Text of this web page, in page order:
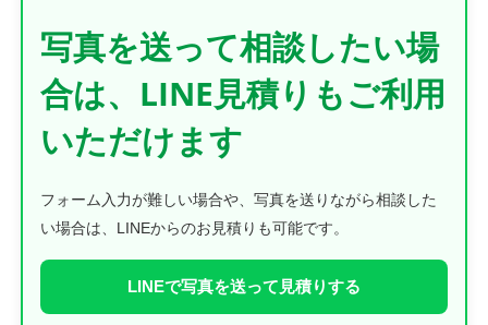
写真を送って相談したい場
合は、LINE見積りもご利用
いただけます
フォーム入力が難しい場合や、写真を送りながら相談した
い場合は、LINEからのお見積りも可能です。
LINEで写真を送って見積りする